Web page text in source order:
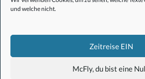
und welche nicht.
Zeitreise EIN
McFly, du bist eine
Klimakatastrophen sind
offensichtlich Sponsor) durch
überdüngten und gesprühten
Bewohner werden als Opfer